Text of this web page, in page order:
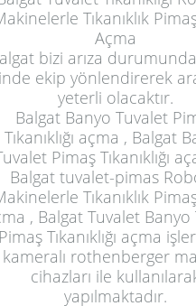
Tıkanıklık
Açma
bizi arıza
ekip yönlendirerek
yeterli olacaktır.
Balgat Banyo Tuvalet
Tıkanıklığı açma , Balgat
Pimaş Tıkanıklığı
Balgat tuvalet-pimas
Tıkanıklık
, Balgat Tuvalet Banyo
Pimaş Tıkanıklığı açma
kameralı rothenberger
cihazları ile
yapılmaktadır.